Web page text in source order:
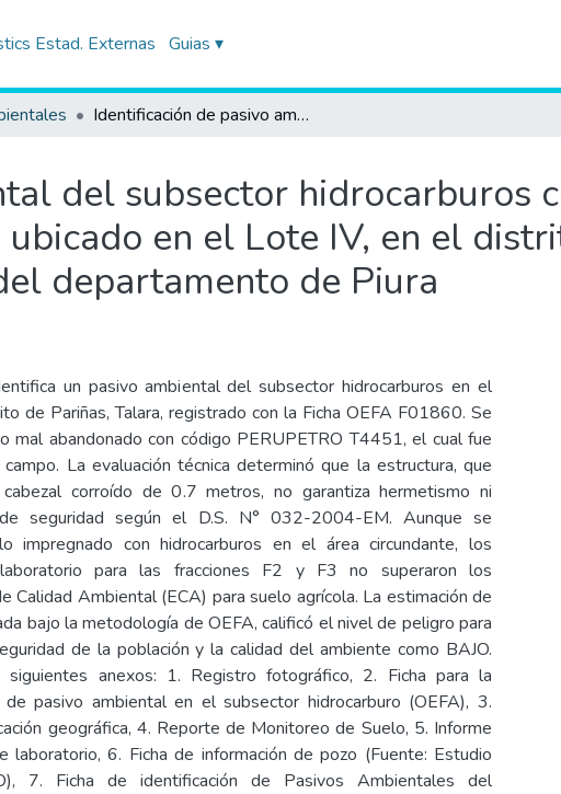
Estad. Externas Guias ▾
Identificación de pasivo ambiental del subsector hidrocarburos con código de Ficha OEFA F01860, ubicado en el Lote IV, en el distrito de Pariñas de la provincia Talara del departamento de Piura
del subsector hidrocarburos
en el Lote IV, en el
departamento de Piura
un pasivo ambiental del subsector hidrocarburos en el
de Pariñas, Talara, registrado con la Ficha OEFA F01860. Se
mal abandonado con código PERUPETRO T4451, el cual fue
La evaluación técnica determinó que la estructura, que
corroído de 0.7 metros, no garantiza hermetismo ni
de seguridad según el D.S. N° 032-2004-EM. Aunque se
impregnado con hidrocarburos en el área circundante, los
para las fracciones F2 y F3 no superaron los
Calidad Ambiental (ECA) para suelo agrícola. La estimación de
bajo la metodología de OEFA, calificó el nivel de peligro para
de la población y la calidad del ambiente como BAJO.
siguientes anexos: 1. Registro fotográfico, 2. Ficha para la
de pasivo ambiental en el subsector hidrocarburo (OEFA), 3.
geográfica, 4. Reporte de Monitoreo de Suelo, 5. Informe
laboratorio, 6. Ficha de información de pozo (Fuente: Estudio
7. Ficha de identificación de Pasivos Ambientales del